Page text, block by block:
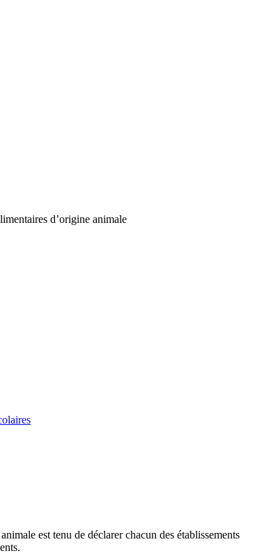
d’origine animale
est tenu de déclarer chacun des établissements